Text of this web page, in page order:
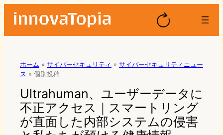
ホーム » サイバーセキュリティ » サイバーセキュリティニュー
ス » 個別投稿
Ultrahuman、ユーザーデータに
不正アクセス｜スマートリング
が直面した内部システムの侵害